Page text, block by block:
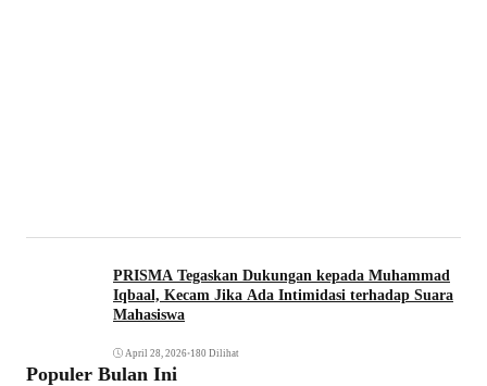
PRISMA Tegaskan Dukungan kepada Muhammad
Iqbaal, Kecam Jika Ada Intimidasi terhadap Suara
Mahasiswa
April 28, 2026•180 Dilihat
Populer Bulan Ini